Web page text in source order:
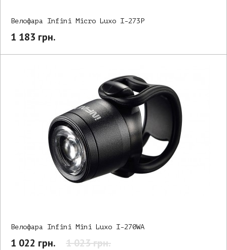
Велофара Infini Micro Luxo I-273P
1 183 грн.
Велофара Infini Mini Luxo I-270WA
1 022 грн. 1 023 грн.